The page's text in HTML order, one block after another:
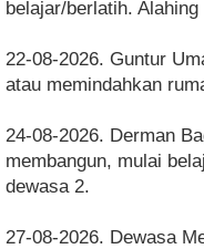
belajar/berlatih. Alahing
22-08-2026. Guntur
atau memindahkan
24-08-2026. Derman
membangun, mulai
dewasa 2.
27-08-2026. Dewasa